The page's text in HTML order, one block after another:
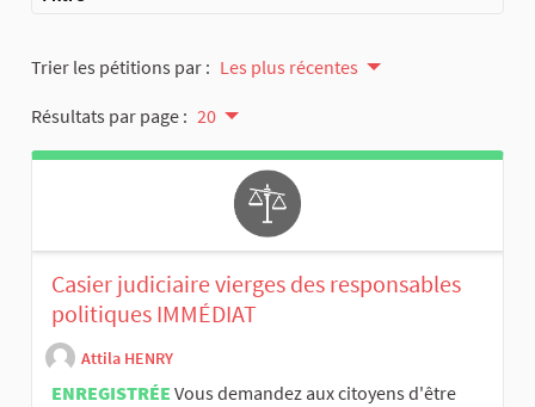
Trier les pétitions par : Les plus récentes
Résultats par page : 20
Casier judiciaire vierges des responsables
politiques IMMÉDIAT
Attila HENRY
ENREGISTRÉE Vous demandez aux citoyens d'être